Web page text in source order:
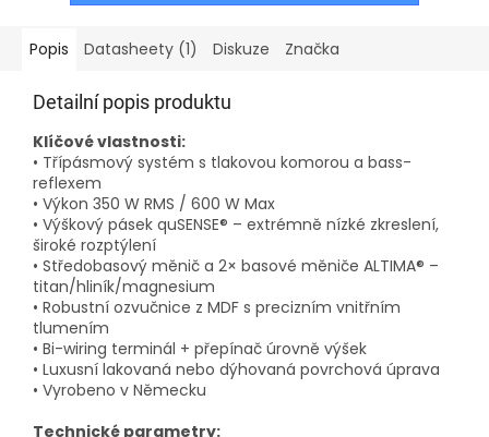
Popis Datasheety (1) Diskuze Značka
Detailní popis produktu
Klíčové vlastnosti:
• Třípásmový systém s tlakovou komorou a bass-
reflexem
• Výkon 350 W RMS / 600 W Max
• Výškový pásek quSENSE® – extrémně nízké zkreslení,
široké rozptýlení
• Středobasový měnič a 2× basové měniče ALTIMA® –
titan/hliník/magnesium
• Robustní ozvučnice z MDF s precizním vnitřním
tlumením
• Bi-wiring terminál + přepínač úrovně výšek
• Luxusní lakovaná nebo dýhovaná povrchová úprava
• Vyrobeno v Německu
Technické parametry: